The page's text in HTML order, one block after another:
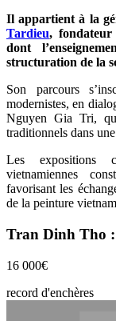
Il appartient à la
Tardieu, fondateur
dont
structuration de la
Son parcours
modernistes, en
Nguyen Gia Tri,
traditionnels dans
Les expositions
vietnamiennes
favorisant les
de la peinture
Tran Dinh Tho :
16 000€
record d'enchères